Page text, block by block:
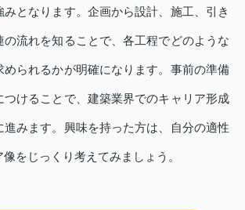
みとなります。企画から設計、施工、引き
の流れを知ることで、各工程でどのような
められるかが明確になります。事前の準備
つけることで、建築業界でのキャリア形成
進みます。興味を持った方は、自分の適性
をじっくり考えてみましょう。